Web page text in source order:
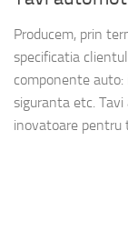
Producem, prin
specificatia
componente auto:
siguranta etc.
inovatoare pentru